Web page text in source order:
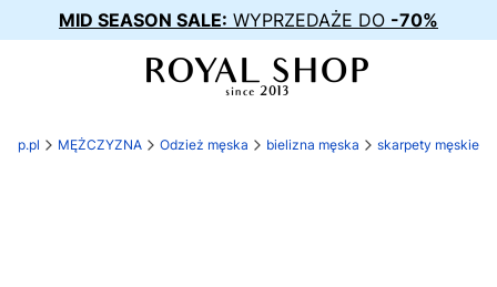
MID SEASON SALE: WYPRZEDAŻE DO -70%
MĘŻCZYZNA Odzież męska bielizna męska skarpety męskie